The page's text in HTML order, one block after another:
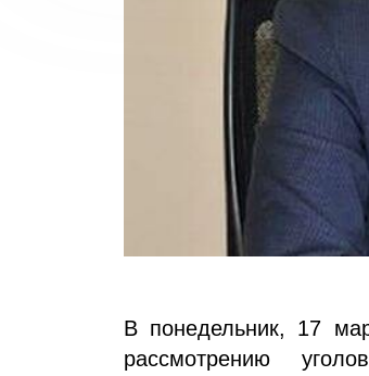
В понедельник, 17
рассмотрению